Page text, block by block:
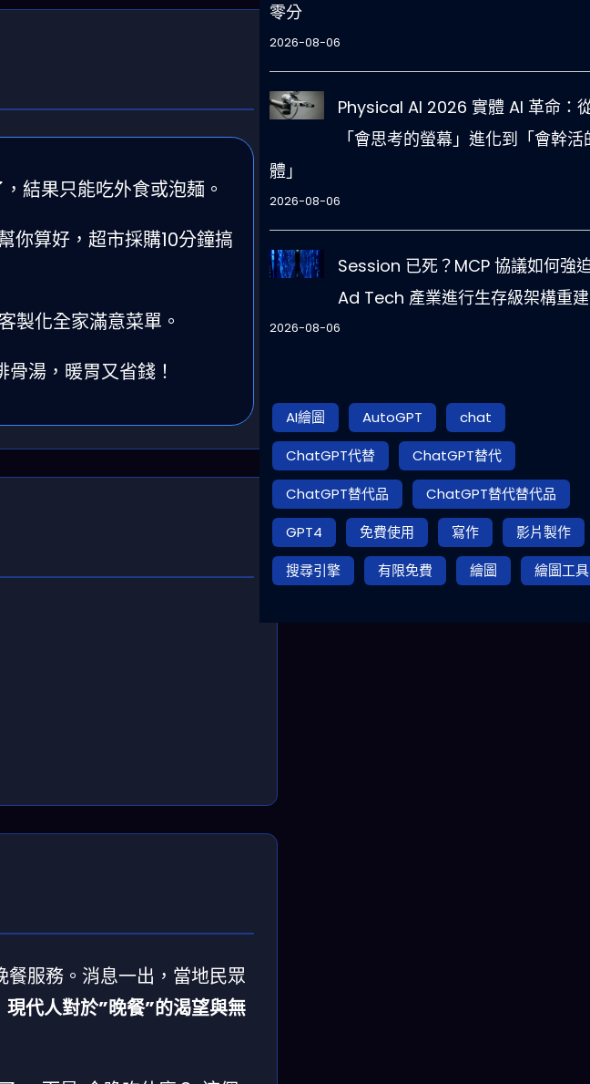
結果只能吃外食或泡麺。
你算好，超市採購10分鐘搞
製化全家滿意菜單。
湯，暖胃又省錢！
服務。消息一出，當地民眾
現代人對於”晚餐”的渴望與無
零分
2026-08-06
Physical AI 2026 實體 AI 革命：
「會思考的螢幕」進化到「會幹活
體」
2026-08-06
Session 已死？MCP 協議如何強
Ad Tech 產業進行生存級架構重建
2026-08-06
AI繪圖 AutoGPT
chat
ChatGPT代替
ChatGPT替代
ChatGPT替代品
ChatGPT替代替代品
GPT4
免費使用 寫作
影片製作
搜尋引擎
有限免費 繪圖 繪圖工具